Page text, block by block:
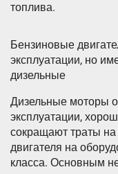
топлива.
Бензиновые
эксплуатации, но
дизельные
Дизельные моторы
эксплуатации,
сокращают траты на
двигателя на
класса. Основным